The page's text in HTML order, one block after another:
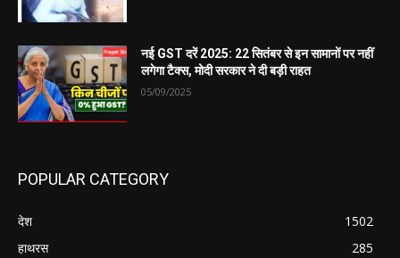
नई GST दरें 2025: 22 सितंबर से इन सामानों पर नहीं
लगेगा टैक्स, मोदी सरकार ने दी बड़ी राहत
05/09/2025
POPULAR CATEGORY
देश
1502
हाथरस
285